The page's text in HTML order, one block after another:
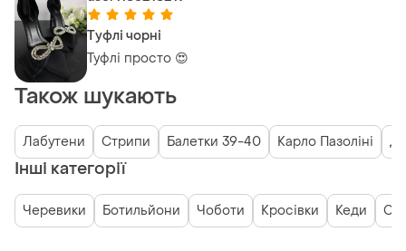
Туфлі чорні
Туфлі просто 😍
Також шукають
Лабутени Стрипи Балетки 39-40 Карло Пазоліні
Інші категорії
Черевики Ботильйони Чоботи Кросівки Кеди